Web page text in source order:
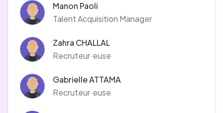
Manon Paoli
Talent Acquisition Manager
Zahra CHALLAL
Recruteur·euse
Gabrielle ATTAMA
Recruteur·euse